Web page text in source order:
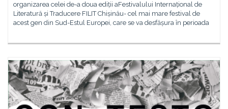
organizarea celei de-a doua ediții aFestivalului Internațional de
Literatură și Traducere FILIT Chișinău- cel mai mare festival de
acest gen din Sud-Estul Europei, care se va desfășura în perioada